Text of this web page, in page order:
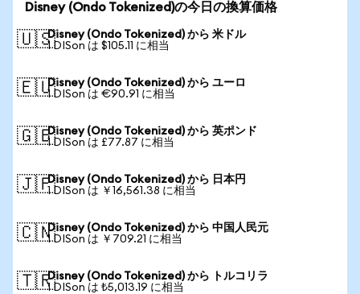
Disney (Ondo Tokenized)の今日の換算価格
🇺🇸Disney (Ondo Tokenized) から 米ドル
1 DISon は $105.11 に相当
🇪🇺Disney (Ondo Tokenized) から ユーロ
1 DISon は €90.91 に相当
🇬🇧Disney (Ondo Tokenized) から 英ポンド
1 DISon は £77.87 に相当
🇯🇵Disney (Ondo Tokenized) から 日本円
1 DISon は ￥16,561.38 に相当
🇨🇳Disney (Ondo Tokenized) から 中国人民元
1 DISon は ￥709.21 に相当
🇹🇷Disney (Ondo Tokenized) から トルコリラ
1 DISon は ₺5,013.19 に相当